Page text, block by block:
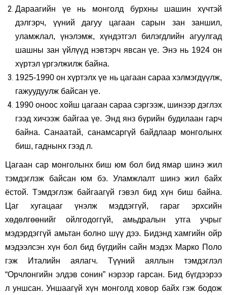
Дараагийн үе нь монголд бурхны шашин хүчтэй
дэлгэрч, үүний дагуу цагаан сарын зан заншил,
уламжлал, үнэлэмж, хүндэтгэл билэгдлийн агуулгад
шашны зан үйлүүд нэвтэрч явсан үе. Энэ нь 1924 он
хүртэл үргэлжилж байна.
1925-1990 он хүртэлх үе нь цагаан сараа хэлмэгдүүлж,
гажуудуулж байсан үе.
1990 оноос хойш цагаан сараа сэргээж, шинээр дэглэх
гээд хичээж байгаа үе. Энд янз бүрийн будилаан гарч
байна. Санаатай, санамсаргүй байдлаар монголынх
биш, гаднынх гээд л.
Цагаан сар монголынх биш юм бол бид ямар шинэ жил
тэмдэглэж байсан юм бэ. Уламжлалт шинэ жил байх
ёстой. Тэмдэглэж байгаагүй гэвэл бид хүн биш байна.
Цаг хугацааг үнэлж мэддэггүй, гараг эрхсийн
хөдөлгөөнийг ойлгодоггүй, амьдралын утга учрыг
мэдэрдэггүй амьтан болно шүү дээ. Бидэнд хамгийн ойр
мэдээлсэн хүн бол бид бүгдийн сайн мэдэх Марко Поло
гэж Италийн аялагч. Түүний аяллын тэмдэглэл
“Орчлонгийн элдэв сонин” нэрээр гарсан. Бид бүгдээрээ
л уншсан. Уншаагүй хүн монголд ховор байх гэж бодож